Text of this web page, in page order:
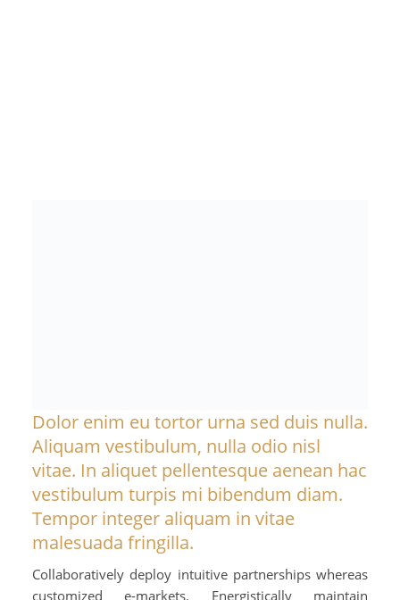
Dolor enim eu tortor urna sed duis nulla.
Aliquam vestibulum, nulla odio nisl
vitae. In aliquet pellentesque aenean hac
vestibulum turpis mi bibendum diam.
Tempor integer aliquam in vitae
malesuada fringilla.
Collaboratively deploy intuitive partnerships whereas
customized e-markets. Energistically maintain